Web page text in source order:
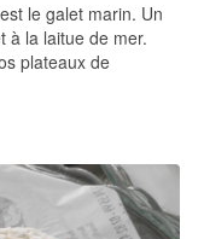
le galet marin. Un
à la laitue de mer.
plateaux de